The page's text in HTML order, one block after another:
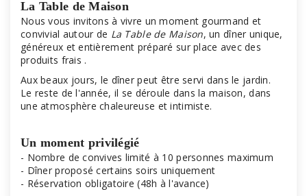
La Table de Maison
Nous vous invitons à vivre un moment gourmand et
convivial autour de La Table de Maison, un dîner unique,
généreux et entièrement préparé sur place avec des
produits frais .
Aux beaux jours, le dîner peut être servi dans le jardin.
Le reste de l'année, il se déroule dans la maison, dans
une atmosphère chaleureuse et intimiste.
Un moment privilégié
- Nombre de convives limité à 10 personnes maximum
- Dîner proposé certains soirs uniquement
- Réservation obligatoire (48h à l'avance)